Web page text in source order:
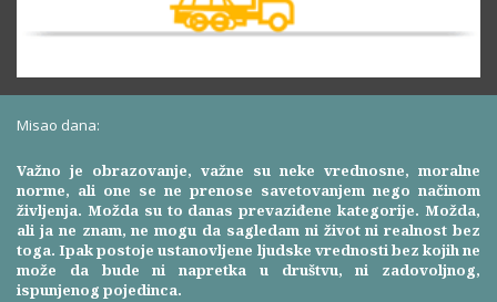
Misao dana:
Važno je obrazovanje, važne su neke vrednosne, moralne
norme, ali one se ne prenose savetovanjem nego načinom
življenja. Možda su to danas prevaziđene kategorije. Možda,
ali ja ne znam, ne mogu da sagledam ni život ni realnost bez
toga. Ipak postoje ustanovljene ljudske vrednosti bez kojih ne
može da bude ni napretka u društvu, ni zadovoljnog,
ispunjenog pojedinca.